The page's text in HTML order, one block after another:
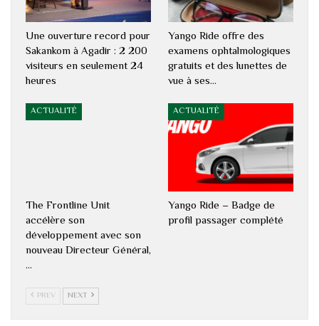
Une ouverture record pour
Sakankom à Agadir : 2 200
visiteurs en seulement 24
heures
Yango Ride offre des
examens ophtalmologiques
gratuits et des lunettes de
vue à ses…
ACTUALITÉ
The Frontline Unit
accélère son
développement avec son
nouveau Directeur Général,
…
ACTUALITÉ
Yango Ride – Badge de
profil passager complété
PREV NEXT